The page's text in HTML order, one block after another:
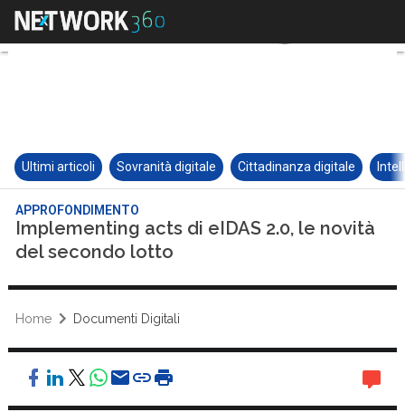
Ultimi articoli Sovranità digitale Cittadinanza digitale
APPROFONDIMENTO
Implementing acts di eIDAS 2.0, le novità
del secondo lotto
Home Documenti Digitali